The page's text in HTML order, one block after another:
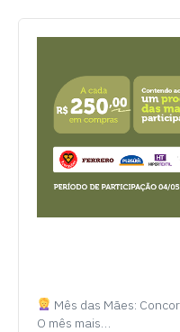
Mês das Mães:
O mês mais…